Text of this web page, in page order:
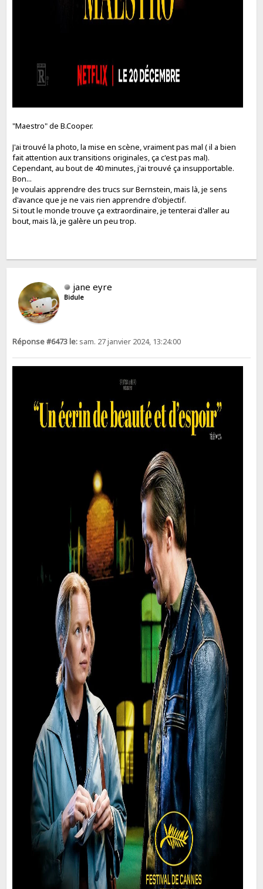
"Maestro" de B.Cooper.
J'ai trouvé la photo, la mise en scène, vraiment pas mal ( il a bien
fait attention aux transitions originales, ça c'est pas mal).
Cependant, au bout de 40 minutes, j'ai trouvé ça insupportable.
Bon...
Je voulais apprendre des trucs sur Bernstein, mais là, je sens
d'avance que je ne vais rien apprendre d'objectif.
Si tout le monde trouve ça extraordinaire, je tenterai d'aller au
bout, mais là, je galère un peu trop.
jane eyre
Bidule
Réponse #6473 le: sam. 27 janvier 2024, 13:24:00